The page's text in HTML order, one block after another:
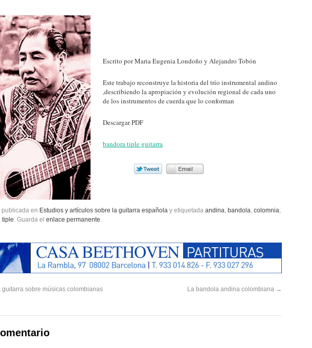
Escrito por Maria Eugenia Londoño y Alejandro Tobón
Este trabajo reconstruye la historia del trío instrumental andino
,describiendo la apropiación y evolución regional de cada uno
de los instrumentos de cuerda que lo conforman
Descargar PDF
bandora tiple guitarra
publicada en Estudios y artículos sobre la guitarra española y etiquetada andina, bandola, colomnia,
, tiple. Guarda el enlace permanente.
guitarra sobre músicas colombianas
La bandola andina colombiana →